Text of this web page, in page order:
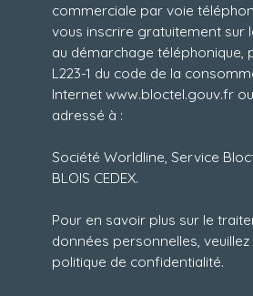
commerciale par voie
vous inscrire gratuitement sur
au démarchage téléphonique,
L223-1 du code de la
Internet www.bloctel.gouv.fr
adressé à :
Société Worldline, Service
BLOIS CEDEX.
Pour en savoir plus sur le
données personnelles,
politique de confidentialité.